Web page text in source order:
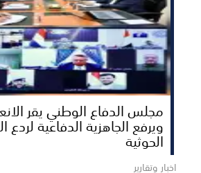
مجلس الدفاع الوطني يقر
ويرفع الجاهزية الدفاعية
الحوثية
اخبار وتقارير